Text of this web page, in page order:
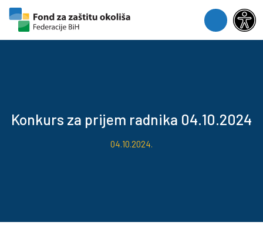
Skip to content
Skip to footer
Menu
Konkurs za prijem radnika 04.10.2024
04.10.2024.